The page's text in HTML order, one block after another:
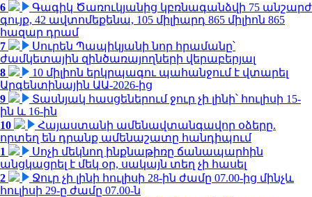
6
Գագիկ Ծառուկյանից կբռնագանձվի 75 անշարժ
գույք, 42 ավտոմեքենա, 105 միլիարդ 865 միլիոն 865
հազար դրամ
7
Սուրեն Պապիկյանի նոր հրամանը՝
ժամկետային զինծառայողների վերաբերյալ
8
10 միլիոն երկրպագու պահանջում է վտարել
Արգենտինային ԱԱ-2026-ից
9
Տասնյակ հասցեներում ջուր չի լինի՝ հուլիսի 15-
ին և 16-ին
10
Հայաստանի ամենավտանգավոր օձերը.
որտեղ են դրանք ամենաշատը հանդիպում
1
Սոչի մեկնող ինքնաթիռը ճանապարհին
անցկացրել է մեկ օր, սակայն տեղ չի հասել
2
Ջուր չի լինի հուլիսի 28-ին ժամը 07.00-ից մինչև
հուլիսի 29-ը ժամը 07.00-ն